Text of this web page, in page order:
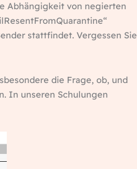
Abhängigkeit von negierten
stattfindet. Vergessen Sie
die Frage, ob, und
In unseren Schulungen